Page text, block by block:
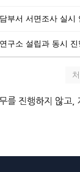
부서 서면조사 실시
구소 설립과 동시 진
를 진행하지 않고,